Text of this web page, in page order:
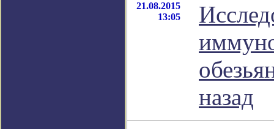
21.08.2015
13:05
назад